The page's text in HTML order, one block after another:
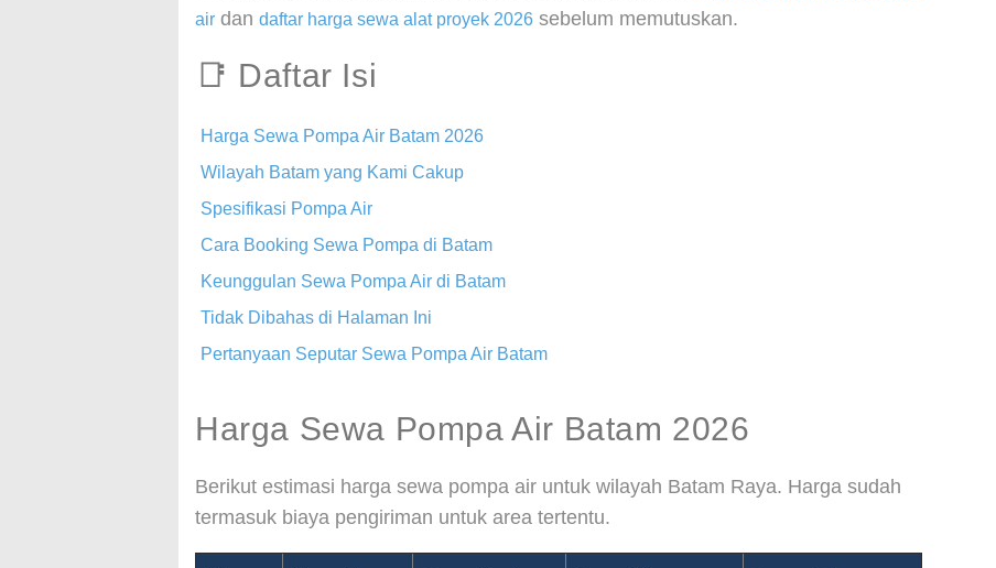
air dan daftar harga sewa alat proyek 2026 sebelum memutuskan.
📑 Daftar Isi
Harga Sewa Pompa Air Batam 2026
Wilayah Batam yang Kami Cakup
Spesifikasi Pompa Air
Cara Booking Sewa Pompa di Batam
Keunggulan Sewa Pompa Air di Batam
Tidak Dibahas di Halaman Ini
Pertanyaan Seputar Sewa Pompa Air Batam
Harga Sewa Pompa Air Batam 2026
Berikut estimasi harga sewa pompa air untuk wilayah Batam Raya. Harga sudah
termasuk biaya pengiriman untuk area tertentu.